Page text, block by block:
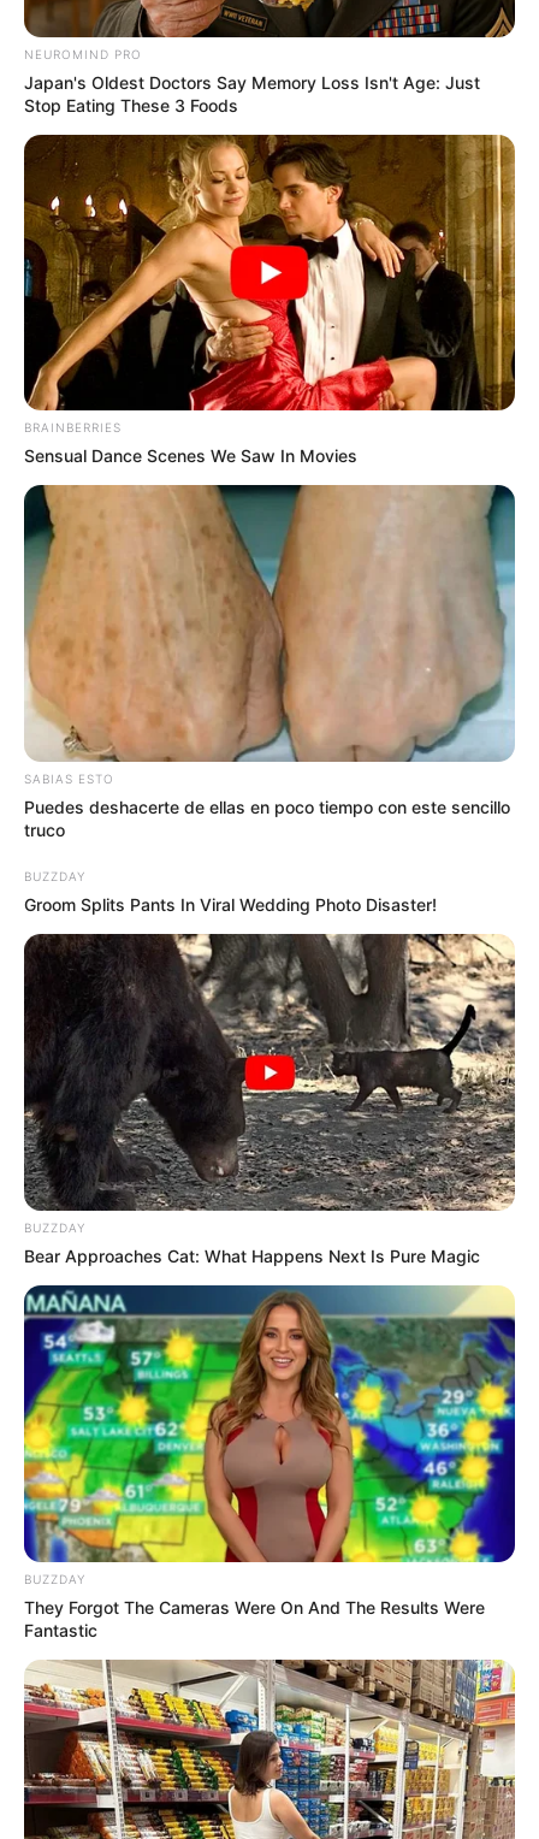
ULTIMO MINUTO
Maduro se quita
la vi… Ver más
10 January, 2026 by admin
ULTIMO
MINUTO
Maduro se quita la
vi… Ver más
NEUROMIND PRO
Japan's Oldest Doctors Say Memory Loss Isn't Age: Just
Stop Eating These 3 Foods
BRAINBERRIES
Sensual Dance Scenes We Saw In Movies
SABIAS ESTO
Puedes deshacerte de ellas en poco tiempo con este sencillo
truco
BUZZDAY
Groom Splits Pants In Viral Wedding Photo Disaster!
BUZZDAY
Bear Approaches Cat: What Happens Next Is Pure Magic
BUZZDAY
They Forgot The Cameras Were On And The Results Were
Fantastic